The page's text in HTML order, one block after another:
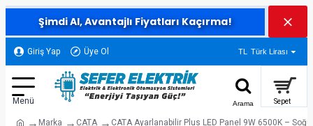
Şimdi Al, Avantajlı Fiyatları Kaçırma!
Giriş Yap Üye Ol TL Türk Lirası
Marka CATA CATA Ayarlanabilir Plus LED Panel 9W 6500K –